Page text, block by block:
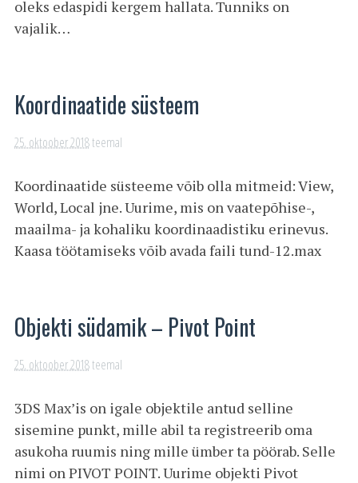
oleks edaspidi kergem hallata. Tunniks on
vajalik…
Koordinaatide süsteem
25. oktoober 2018teemal
Koordinaatide süsteeme võib olla mitmeid: View,
World, Local jne. Uurime, mis on vaatepõhise-,
maailma- ja kohaliku koordinaadistiku erinevus.
Kaasa töötamiseks võib avada faili tund-12.max
Objekti südamik – Pivot Point
25. oktoober 2018teemal
3DS Max’is on igale objektile antud selline
sisemine punkt, mille abil ta registreerib oma
asukoha ruumis ning mille ümber ta pöörab. Selle
nimi on PIVOT POINT. Uurime objekti Pivot